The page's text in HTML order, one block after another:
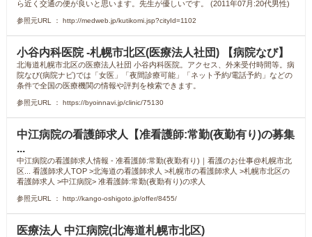
ら近く交通の便が良いと思います。先生が優しいです。 (2011年07月:20代男性)
参照元URL ： http://medweb.jp/kutikomi.jsp?cityId=1102
小谷内科医院 -札幌市北区(医療法人社団) 【病院なび】
北海道札幌市北区の医療法人社団 小谷内科医院。アクセス、外来受付時間等。病
院なび(病院ナビ)では「女医」「夜間診療可能」「ネット予約/電話予約」などの
条件で全国の医療機関の情報や評判を検索できます。
参照元URL ： https://byoinnavi.jp/clinic/75130
中江病院の看護師求人【准看護師:常勤(夜勤有り)の募集
...
中江病院の看護師求人情報 - 准看護師:常勤(夜勤有り)｜看護のお仕事@札幌市北
区... 看護師求人TOP >北海道の看護師求人 >札幌市の看護師求人 >札幌市北区の
看護師求人 >中江病院> 准看護師:常勤(夜勤有り)の求人
参照元URL ： http://kango-oshigoto.jp/offer/8455/
医療法人 中江病院(北海道札幌市北区)